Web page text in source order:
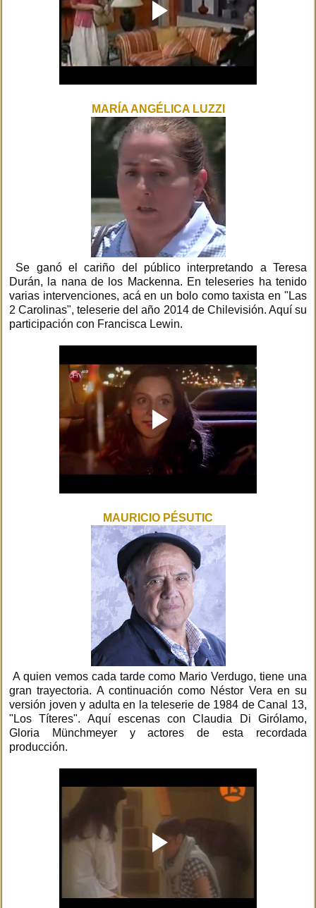
MARÍA ANGÉLICA LUZZI
Se ganó el cariño del público interpretando a Teresa
Durán, la nana de los Mackenna. En teleseries ha tenido
varias intervenciones, acá en un bolo como taxista en "Las
2 Carolinas", teleserie del año 2014 de Chilevisión. Aquí su
participación con Francisca Lewin.
MAURICIO PÉSUTIC
A quien vemos cada tarde como Mario Verdugo, tiene una
gran trayectoria. A continuación como Néstor Vera en su
versión joven y adulta en la teleserie de 1984 de Canal 13,
"Los Títeres". Aquí escenas con Claudia Di Girólamo,
Gloria Münchmeyer y actores de esta recordada
producción.